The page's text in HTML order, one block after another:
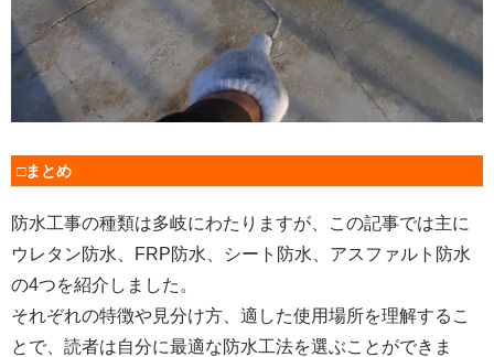
□まとめ
防水工事の種類は多岐にわたりますが、この記事では主に
ウレタン防水、FRP防水、シート防水、アスファルト防水
の4つを紹介しました。
それぞれの特徴や見分け方、適した使用場所を理解するこ
とで、読者は自分に最適な防水工法を選ぶことができま